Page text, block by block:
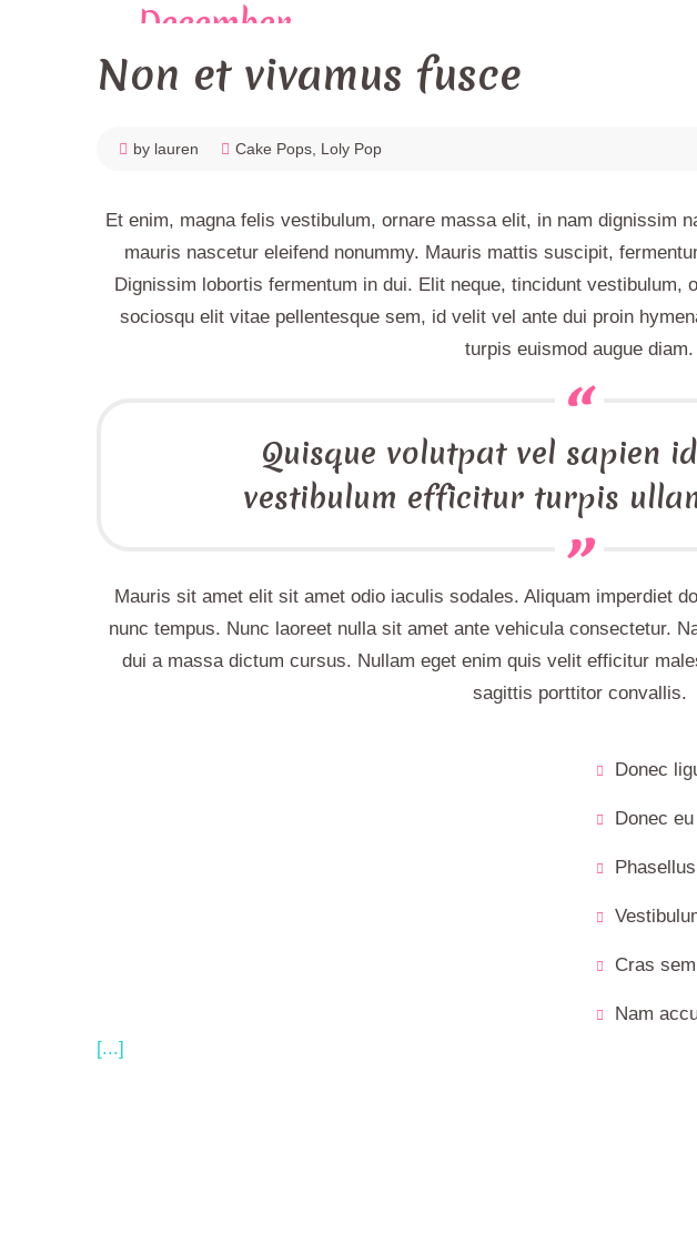
December
2017
Non et vivamus fusce
by lauren Cake Pops Loly Pop
Et enim, magna felis vestibulum, ornare massa elit, in nam dignissim
mauris nascetur eleifend nonummy. Mauris mattis suscipit,
Dignissim lobortis fermentum in dui. Elit neque, tincidunt vestibulum,
sociosqu elit vitae pellentesque sem, id velit vel ante dui proin
turpis euismod augue diam.
Quisque volutpat vel sapien
vestibulum efficitur turpis
Mauris sit amet elit sit amet odio iaculis sodales. Aliquam imperdiet
nunc tempus. Nunc laoreet nulla sit amet ante vehicula consectetur.
dui a massa dictum cursus. Nullam eget enim quis velit efficitur
sagittis porttitor convallis.
Donec
Donec
Cras
Nam
[...]